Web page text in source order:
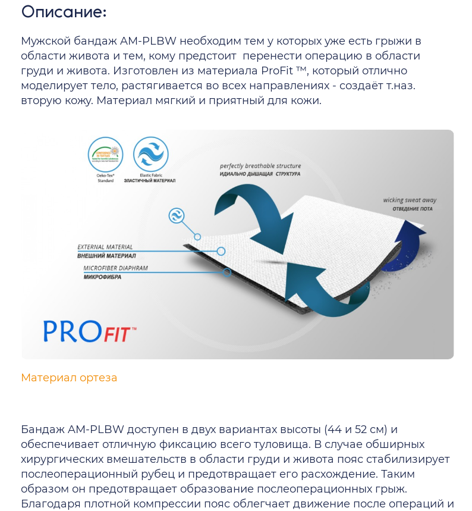
Описание:
Мужской бандаж AM-PLBW необходим тем у которых уже есть грыжи в
области живота и тем, кому предстоит перенести операцию в области
груди и живота. Изготовлен из материала ProFit ™, который отлично
моделирует тело, растягивается во всех направлениях - создаёт т.наз.
вторую кожу. Материал мягкий и приятный для кожи.
Материал ортеза
Бандаж AM-PLBW доступен в двух вариантах высоты (44 и 52 см) и
обеспечивает отличную фиксацию всего туловища. В случае обширных
хирургических вмешательств в области груди и живота пояс стабилизирует
послеоперационный рубец и предотвращает его расхождение. Таким
образом он предотвращает образование послеоперационных грыж.
Благодаря плотной компрессии пояс облегчает движение после операций и